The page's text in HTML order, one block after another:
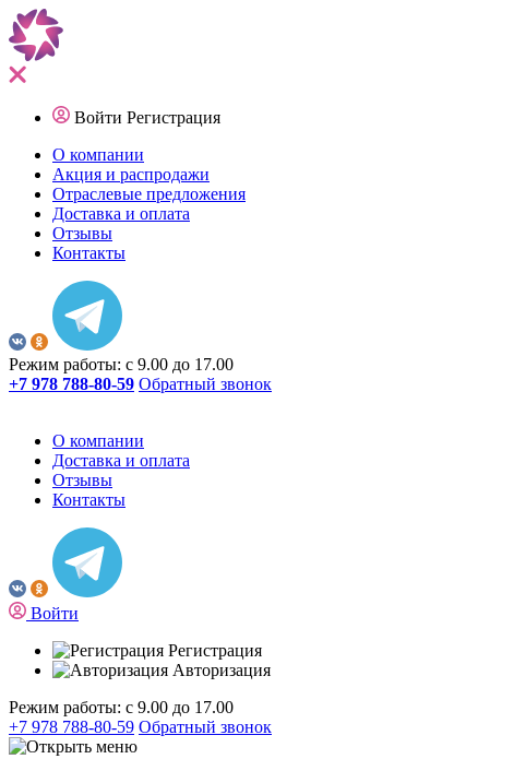
Войти Регистрация
О компании
Акция и распродажи
Отраслевые предложения
Доставка и оплата
Отзывы
Контакты
Режим работы: с 9.00 до 17.00
+7 978 788-80-59 Обратный звонок
О компании
Доставка и оплата
Отзывы
Контакты
Войти
Регистрация
Авторизация
Режим работы: с 9.00 до 17.00
+7 978 788-80-59 Обратный звонок